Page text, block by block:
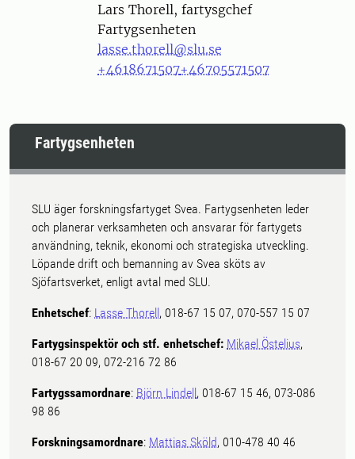
PersonLars Thorell, fartysgchef
Fartygsenheten
lasse.thorell@slu.se
+4618671507+46705571507
Fartygsenheten
SLU äger forskningsfartyget Svea. Fartygsenheten leder
och planerar verksamheten och ansvarar för fartygets
användning, teknik, ekonomi och strategiska utveckling.
Löpande drift och bemanning av Svea sköts av
Sjöfartsverket, enligt avtal med SLU.
Enhetschef: Lasse Thorell, 018-67 15 07, 070-557 15 07
Fartygsinspektör och stf. enhetschef: Mikael Östelius,
018-67 20 09, 072-216 72 86
Fartygssamordnare: Björn Lindell, 018-67 15 46, 073-086
98 86
Forskningsamordnare: Mattias Sköld, 010-478 40 46